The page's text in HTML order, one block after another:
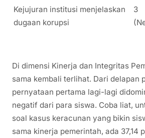
Kejujuran institusi menjelaskan
dugaan korupsi
3
Di dimensi Kinerja dan Integritas
sama kembali terlihat. Dari delapan
pernyataan pertama lagi-lagi
negatif dari para siswa. Coba liat,
soal kasus keracunan yang bikin
sama kinerja pemerintah, ada 37,14